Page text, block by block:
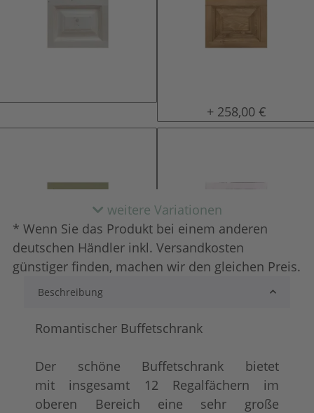
gewachst
+ 258,00 €
lackiert
+ 518,00 € shabby chic /
weitere Variationen
* Wenn Sie das Produkt bei einem anderen
deutschen Händler inkl. Versandkosten
günstiger finden, machen wir den gleichen Preis.
Beschreibung
Romantischer Buffetschrank
Der schöne Buffetschrank bietet
mit insgesamt 12 Regalfächern im
oberen Bereich eine sehr große